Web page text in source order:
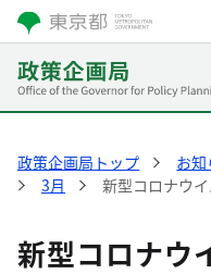
政策企画局トップ お知
3月
新型コロナウ
新型コロナウ